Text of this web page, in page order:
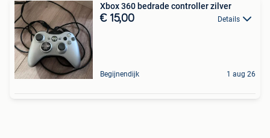
Xbox 360 bedrade controller zilver
€ 15,00 Details
Begijnendijk 1 aug 26